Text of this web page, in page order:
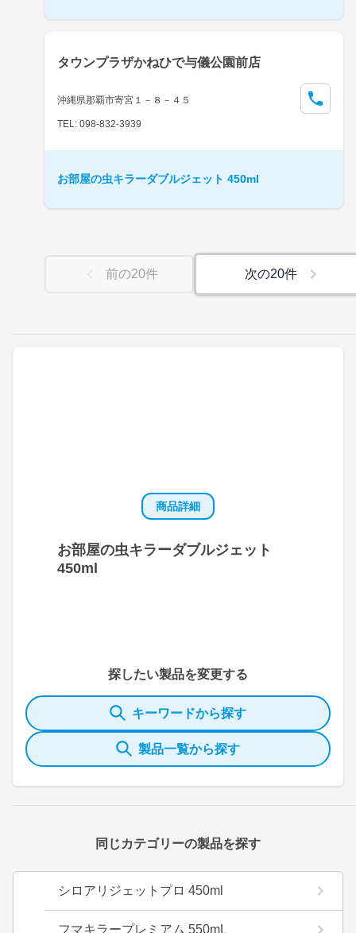
商品詳細
お部屋の虫キラーダブルジェット
450ml
探したい製品を変更する
キーワードから探す
製品一覧から探す
同じカテゴリーの製品を探す
シロアリジェットプロ 450ml
フマキラープレミアム 550mL
タウンプラザかねひで与儀公園前店
沖縄県那覇市寄宮１－８－４５
TEL: 098-832-3939
お部屋の虫キラーダブルジェット 450ml
前の20件 次の20件